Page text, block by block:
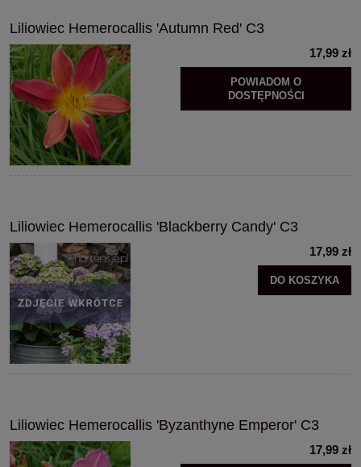
Liliowiec Hemerocallis 'Autumn Red' C3
17,99 zł
POWIADOM O
DOSTĘPNOŚCI
Liliowiec Hemerocallis 'Blackberry Candy' C3
17,99 zł
DO KOSZYKA
Liliowiec Hemerocallis 'Byzanthyne Emperor' C3
17,99 zł